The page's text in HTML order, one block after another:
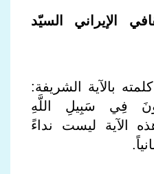
الإيراني السيّد
بالآية الشريفة:
فِي سَبِيلِ اللَّهِ
الآية ليست نداءً